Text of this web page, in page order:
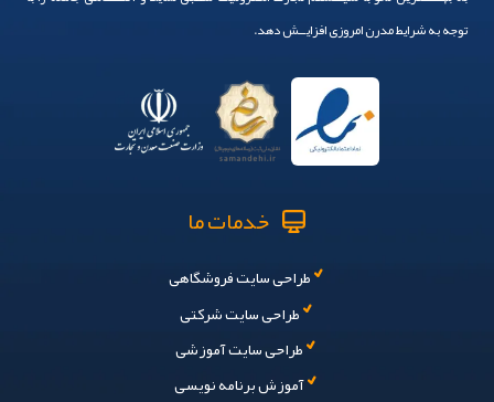
توجه به شرایط مدرن امروزی افزایــش دهد.
خدمات ما
طراحی سایت فروشگاهی
طراحی سایت شرکتی
طراحی سایت آموزشی
آموزش برنامه نویسی